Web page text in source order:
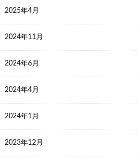
2025年4月
2024年11月
2024年6月
2024年4月
2024年1月
2023年12月